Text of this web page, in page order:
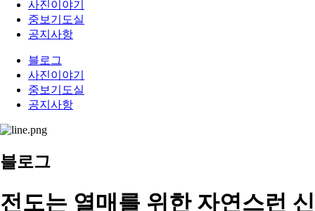
사진이야기
중보기도실
공지사항
블로그
사진이야기
중보기도실
공지사항
블로그
전도는 열매를 위한 자연스런